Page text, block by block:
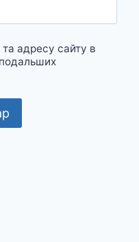
адресу сайту в